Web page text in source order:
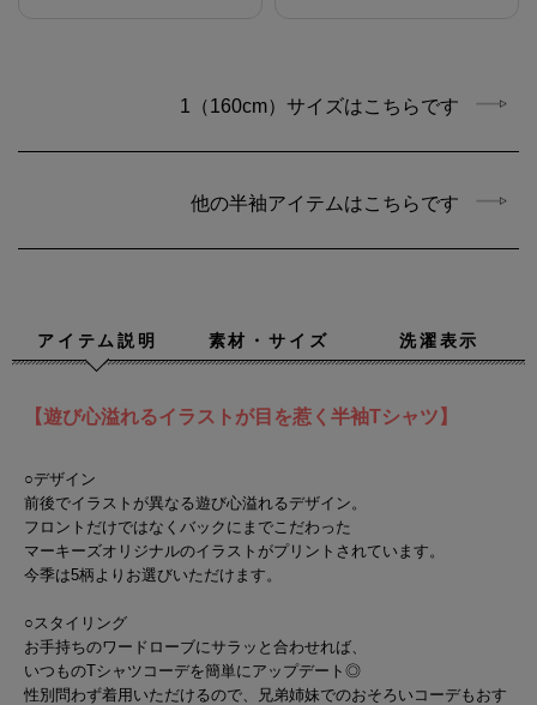
1（160cm）サイズはこちらです
他の半袖アイテムはこちらです
アイテム説明 素材・サイズ 洗濯表示
【遊び心溢れるイラストが目を惹く半袖Tシャツ】
○デザイン
前後でイラストが異なる遊び心溢れるデザイン。
フロントだけではなくバックにまでこだわった
マーキーズオリジナルのイラストがプリントされています。
今季は5柄よりお選びいただけます。
○スタイリング
お手持ちのワードローブにサラッと合わせれば、
いつものTシャツコーデを簡単にアップデート◎
性別問わず着用いただけるので、兄弟姉妹でのおそろいコーデもおす